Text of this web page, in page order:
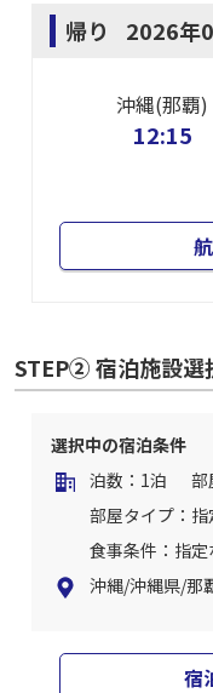
帰り 2026年
沖縄(那覇)
12:15
STEP② 宿泊施設選
選択中の宿泊条件
泊数：1泊
部
部屋タイプ：指
食事条件：指定
沖縄/沖縄県/那
宿